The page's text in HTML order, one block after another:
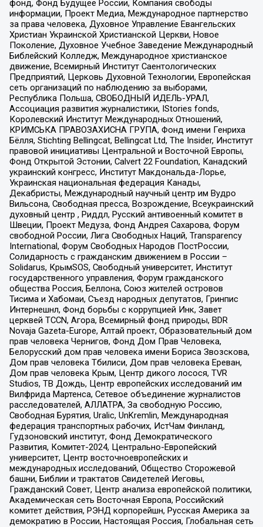
фонд, Фонд Будущее России, Компания свободы
информации, Проект Медиа, Международное партнерство
за права человека, Духовное Управление Евангельских
Христиан Украинской Христианской Церкви, Новое
Поколение, Духовное Учебное Заведение Международный
Библейский Колледж, Международное христианское
движение, Всемирный Институт Саентологических
Предприятий, Церковь Духовной Технологии, Европейская
сеть организаций по наблюдению за выборами,
Республика Польша, СВОБОДНЫЙ ИДЕЛЬ-УРАЛ,
Ассоциация развития журналистики, IStories fonds,
Королевский Институт Международных Отношений,
КРИМСЬКА ПРАВОЗАХИСНА ГРУПА, Фонд имени Генриха
Бёлля, Stichting Bellingcat, Bellingcat Ltd, The Insider, Институт
правовой инициативы Центральной и Восточной Европы,
Фонд Открытой Эстонии, Calvert 22 Foundation, Канадский
украинский конгресс, Институт Макдональда-Лорье,
Украинская национальная федерация Канады,
Декабристы, Международный научный центр им Вудро
Вильсона, Свободная пресса, Возрождение, Всеукраинский
духовный центр , Риддл, Русский антивоенный комитет в
Швеции, Проект Медуза, Фонд Андрея Сахарова, Форум
свободной России, Лига Свободных Наций, Transparеncy
International, Форум Свободных Народов ПостРоссии,
Солидарность с гражданским движением в России –
Solidarus, КрымSOS, Свободный университет, Институт
государственного управления, Форум гражданского
общества Россия, Беллона, Союз жителей островов
Тисима и Хабомаи, Съезд народных депутатов, Гринпис
Интернешнл, Фонд борьбы с коррупцией Инк, Завет
церквей TCCN, Агора, Всемирный фонд природы, BDR
Novaja Gazeta-Europe, Алтай проект, Образовательный дом
прав человека Чернигов, Фонд Дом Прав Человека,
Белорусский дом прав человека имени Бориса Звозскова,
Дом прав человека Тбилиси, Дом прав человека Ереван,
Дом прав человека Крым, Центр дикого лосося, TVR
Studios, ТВ Дождь, Центр европейских исследований им
Вилфрида Мартенса, Сетевое объединение журналистов
расследователей, АЛЛАТРА, За свободную Россию,
Свободная Бурятия, Uralic, UnKremlin, Международная
федерация транспортных рабочих, ИстЧам Финланд,
Гудзоновский институт, Фонд Демократического
Развития, Комитет-2024, Центрально-Европейский
университет, Центр восточноевропейских и
международных исследований, Общество Сторожевой
башни, Библии и трактатов Свидетелей Иеговы,
Гражданский Совет, Центр анализа европейской политики,
Академическая сеть Восточная Европа, Российский
комитет действия, РЭНД корпорейшн, Русская Америка за
демократию в России, Настоящая Россия, Глобальная сеть